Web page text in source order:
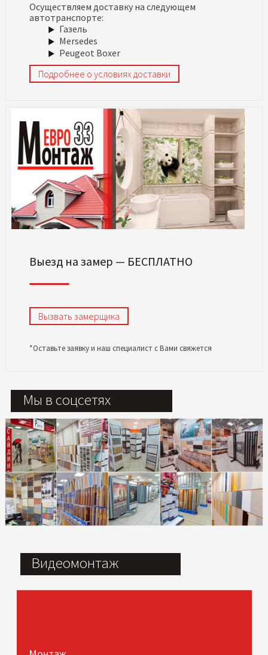
Осуществляем доставку на следующем
автотранспорте:
Газель
Mersedes
Peugeot Boxer
Подробнее о условиях доставки
Выезд на замер — БЕСПЛАТНО
Вызвать замерщика
*Оставьте заявку и наш специалист с Вами свяжется
Мы в соцсетях
Видеомонтаж